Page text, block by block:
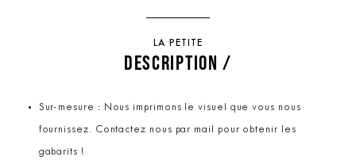
LA PETITE
DESCRIPTION /
Sur-mesure : Nous imprimons le visuel que vous nous
fournissez. Contactez nous par mail pour obtenir les
gabarits !